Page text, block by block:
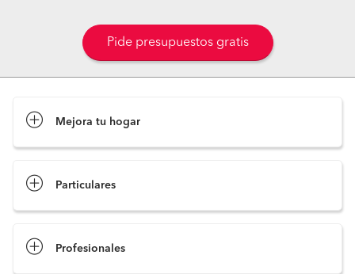
Pide presupuestos gratis
Mejora tu hogar
Particulares
Profesionales